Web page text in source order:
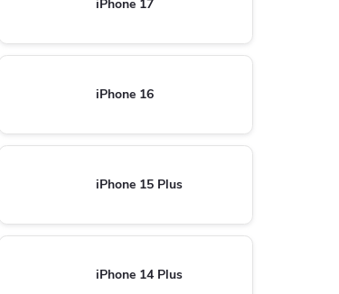
iPhone 17
iPhone 16
iPhone 15 Plus
iPhone 14 Plus